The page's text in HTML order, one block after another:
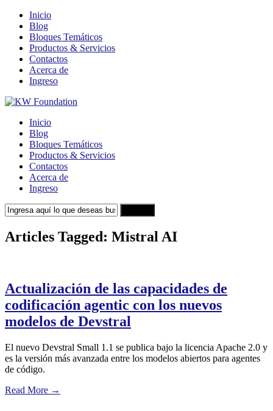
Inicio
Blog
Bloques Temáticos
Productos & Servicios
Contactos
Acerca de
Ingreso
Inicio
Blog
Bloques Temáticos
Productos & Servicios
Contactos
Acerca de
Ingreso
Articles Tagged: Mistral AI
Actualización de las capacidades de
codificación agentic con los nuevos
modelos de Devstral
El nuevo Devstral Small 1.1 se publica bajo la licencia Apache 2.0 y
es la versión más avanzada entre los modelos abiertos para agentes
de código.
Read More →